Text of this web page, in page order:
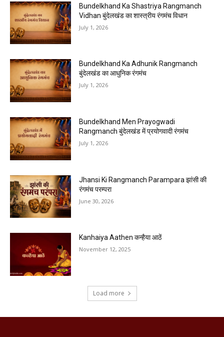
Bundelkhand Ka Shastriya Rangmanch
Vidhan बुंदेलखंड का शास्त्रीय रंगमंच विधान
July 1, 2026
Bundelkhand Ka Adhunik Rangmanch
बुंदेलखंड का आधुनिक रंगमंच
July 1, 2026
Bundelkhand Men Prayogwadi
Rangmanch बुंदेलखंड में प्रयोगवादी रंगमंच
July 1, 2026
Jhansi Ki Rangmanch Parampara झांसी की
रंगमंच परम्परा
June 30, 2026
Kanhaiya Aathen कन्हैया आठें
November 12, 2025
Load more